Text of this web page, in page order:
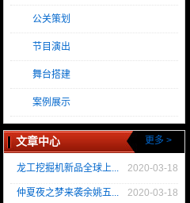
公关策划
节目演出
舞台搭建
案例展示
文章中心 更多 >
龙工挖掘机新品全球上... 2020-03-18
仲夏夜之梦来袭余姚五... 2020-03-18